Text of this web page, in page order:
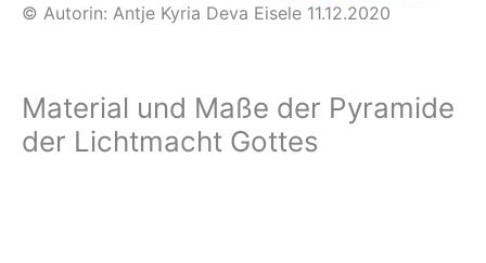
© Autorin: Antje Kyria Deva Eisele 11.12.2020
Material und Maße der Pyramide
der Lichtmacht Gottes